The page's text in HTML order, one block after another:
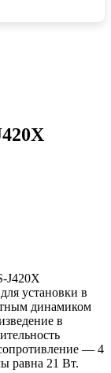
J420X
установки в
динамиком
в
— 4
равна 21 Вт.